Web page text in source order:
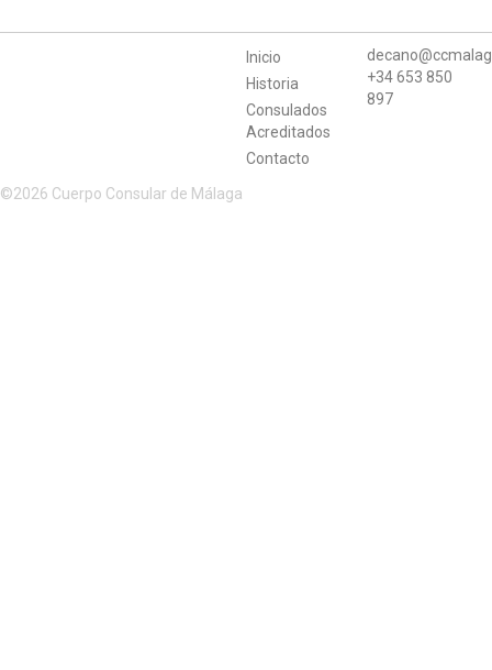
Inicio
Historia
Consulados
Acreditados
Contacto
+34 653 850
897
©2026 Cuerpo Consular de Málaga